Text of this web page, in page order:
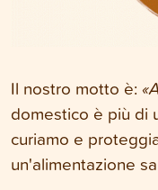
Il nostro motto è:
domestico è più di
curiamo e
un'alimentazione